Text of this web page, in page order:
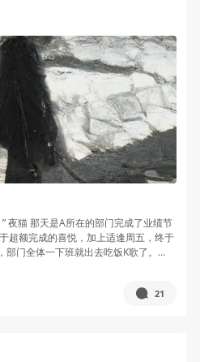
夜猫 那天是A所在的部门完成了业绩节
超额完成的喜悦，加上适逢周五，终于
部门全体一下班就出去吃饭K歌了。...
21